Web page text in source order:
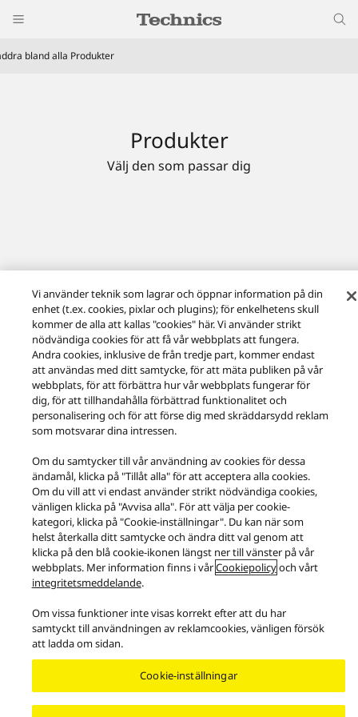
bland alla Produkter
Välj den som passar dig
Produkter
Facebook X YouTube
Instagram
Användningsvillkor
Integritetspolicy
Cookiepolicy
Tillgänglighetspolicy
Rapportera hinder
Reklamationsrätt
Area/Country
Copyright © 2026 Panasonic. Alla rättigheter förbehålls.
Vi använder teknik som lagrar och öppnar information på din
enhet (t.ex. cookies, pixlar och plugins); för enkelhetens skull
kommer de alla att kallas "cookies" här. Vi använder strikt
nödvändiga cookies för att få vår webbplats att fungera.
Andra cookies, inklusive de från tredje part, kommer endast
att användas med ditt samtycke, för att mäta publiken på vår
webbplats, för att förbättra hur vår webbplats fungerar för
dig, för att tillhandahålla förbättrad funktionalitet och
personalisering och för att förse dig med skräddarsydd reklam
som motsvarar dina intressen.
Om du samtycker till vår användning av cookies för dessa
ändamål, klicka på "Tillåt alla" för att acceptera alla cookies.
Om du vill att vi endast använder strikt nödvändiga cookies,
vänligen klicka på "Avvisa alla". För att välja per cookie-
kategori, klicka på "Cookie-inställningar". Du kan när som
helst återkalla ditt samtycke och ändra ditt val genom att
klicka på den blå cookie-ikonen längst ner till vänster på vår
webbplats. Mer information finns i vårCookiepolicyoch vårt
integritetsmeddelande.
Om vissa funktioner inte visas korrekt efter att du har
samtyckt till användningen av reklamcookies, vänligen försök
att ladda om sidan.
Cookie-inställningar